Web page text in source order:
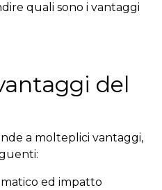
quali sono i vantaggi
del
a molteplici vantaggi,
ed impatto